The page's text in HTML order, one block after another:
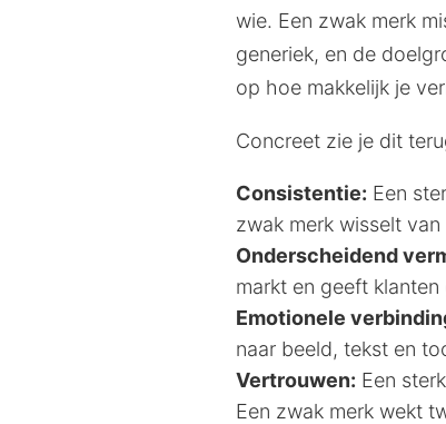
wie. Een zwak merk
generiek, en de
op hoe makkelijk je
Concreet zie je dit
Consistentie: Een
zwak merk wisselt
Onderscheidend
markt en geeft
Emotionele
naar beeld, tekst en
Vertrouwen: Een
Een zwak merk wekt